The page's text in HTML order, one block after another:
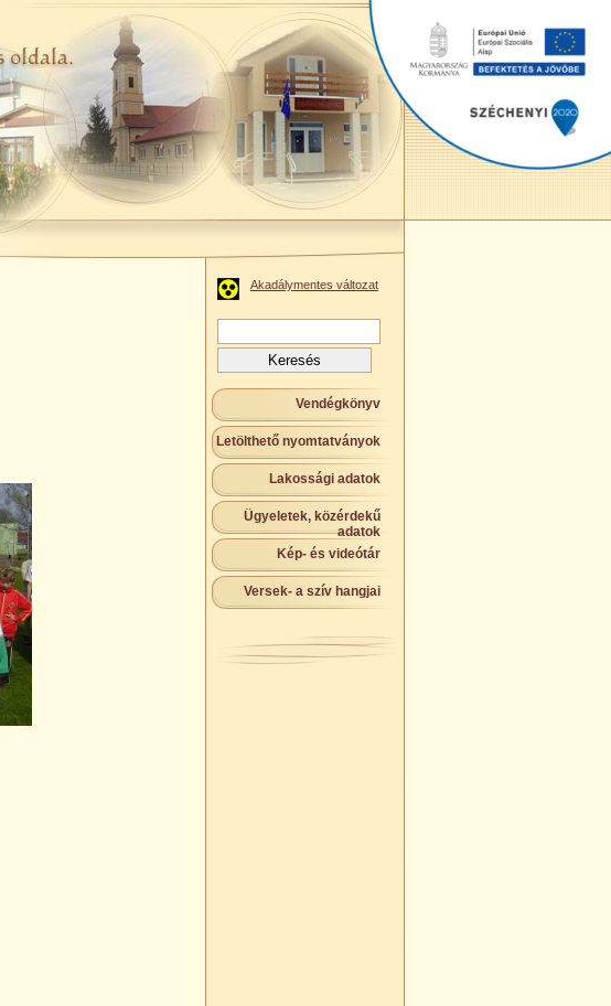
Akadálymentes változat
Vendégkönyv
Letölthető nyomtatványok
Lakossági adatok
Ügyeletek, közérdekű
adatok
Kép- és videótár
Versek- a szív hangjai